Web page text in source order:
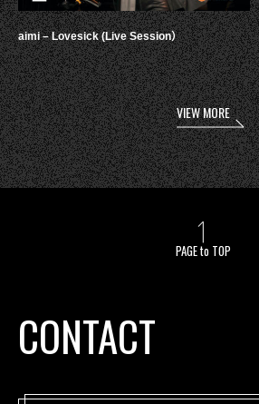
aimi – Lovesick (Live Session）
VIEW MORE
PAGE to TOP
CONTACT